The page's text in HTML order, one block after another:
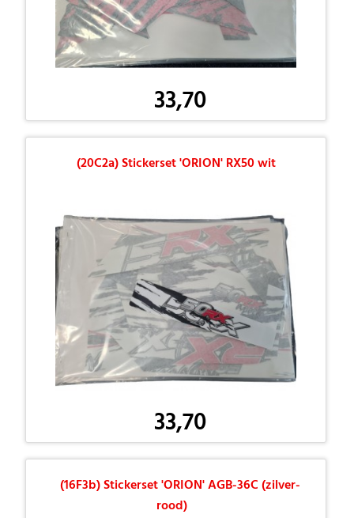
33,70
(20C2a) Stickerset 'ORION' RX50 wit
33,70
(16F3b) Stickerset 'ORION' AGB-36C (zilver-
rood)